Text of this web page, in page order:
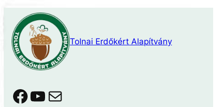
Ugrás
tartalomhoz
Tolnai Erdőkért Alapítvány
Facebook
YouTube
Mail